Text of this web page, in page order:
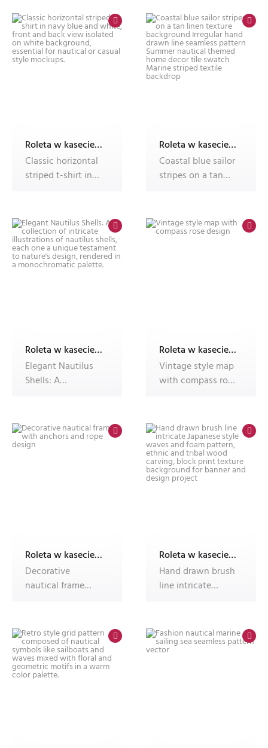
Roleta w kasecie z nadrukiem
Classic horizontal
striped t-shirt in
Roleta w kasecie z nadrukiem
Coastal blue sailor
stripes on a tan
Roleta w kasecie z nadrukiem
Elegant Nautilus
Shells: A
Roleta w kasecie z nadrukiem
Vintage style map
with compass rose
Roleta w kasecie z nadrukiem
Decorative
nautical frame
Roleta w kasecie z nadrukiem
Hand drawn brush
line intricate